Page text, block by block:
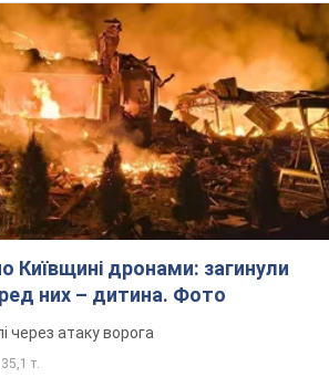
атаку ворога
35,1 т.
у містах України 23-й день
масові мітинги з
і відео
серію щоденних протестів
законопроєкт Грема про
що далі
нові економічні обмеження